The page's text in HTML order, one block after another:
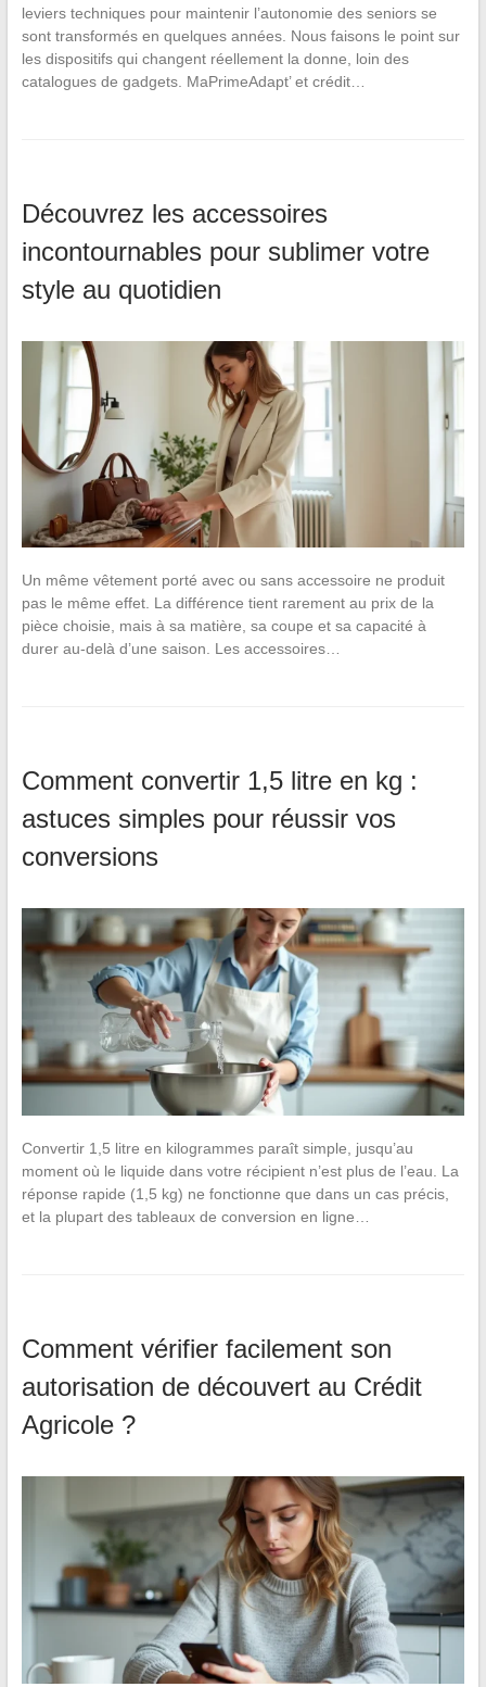
leviers techniques pour maintenir l’autonomie des seniors se
sont transformés en quelques années. Nous faisons le point sur
les dispositifs qui changent réellement la donne, loin des
catalogues de gadgets. MaPrimeAdapt’ et crédit…
Découvrez les accessoires
incontournables pour sublimer votre
style au quotidien
Un même vêtement porté avec ou sans accessoire ne produit
pas le même effet. La différence tient rarement au prix de la
pièce choisie, mais à sa matière, sa coupe et sa capacité à
durer au-delà d’une saison. Les accessoires…
Comment convertir 1,5 litre en kg :
astuces simples pour réussir vos
conversions
Convertir 1,5 litre en kilogrammes paraît simple, jusqu’au
moment où le liquide dans votre récipient n’est plus de l’eau. La
réponse rapide (1,5 kg) ne fonctionne que dans un cas précis,
et la plupart des tableaux de conversion en ligne…
Comment vérifier facilement son
autorisation de découvert au Crédit
Agricole ?